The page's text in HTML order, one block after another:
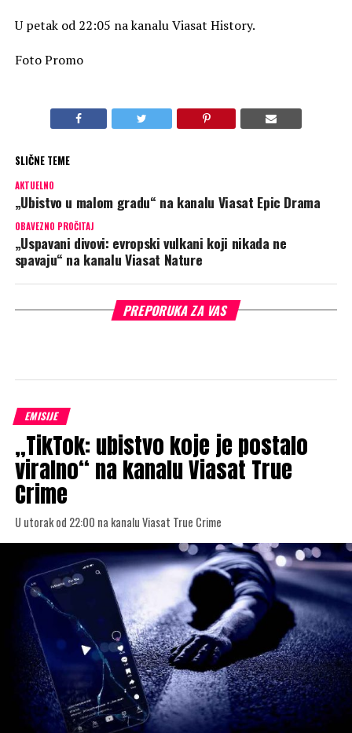
U petak od 22:05 na kanalu Viasat History.
Foto Promo
SLIČNE TEME
AKTUELNO
„Ubistvo u malom gradu“ na kanalu Viasat Epic Drama
OBAVEZNO PROČITAJ
„Uspavani divovi: evropski vulkani koji nikada ne
spavaju“ na kanalu Viasat Nature
PREPORUKA ZA VAS
EMISIJE
„TikTok: ubistvo koje je postalo
viralno“ na kanalu Viasat True
Crime
U utorak od 22:00 na kanalu Viasat True Crime